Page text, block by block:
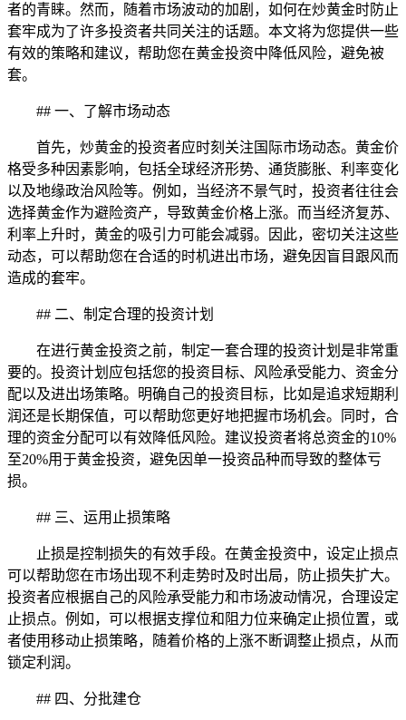
者的青睐。然而，随着市场波动的加剧，如何在炒黄金时防止
套牢成为了许多投资者共同关注的话题。本文将为您提供一些
有效的策略和建议，帮助您在黄金投资中降低风险，避免被
套。
## 一、了解市场动态
首先，炒黄金的投资者应时刻关注国际市场动态。黄金价
格受多种因素影响，包括全球经济形势、通货膨胀、利率变化
以及地缘政治风险等。例如，当经济不景气时，投资者往往会
选择黄金作为避险资产，导致黄金价格上涨。而当经济复苏、
利率上升时，黄金的吸引力可能会减弱。因此，密切关注这些
动态，可以帮助您在合适的时机进出市场，避免因盲目跟风而
造成的套牢。
## 二、制定合理的投资计划
在进行黄金投资之前，制定一套合理的投资计划是非常重
要的。投资计划应包括您的投资目标、风险承受能力、资金分
配以及进出场策略。明确自己的投资目标，比如是追求短期利
润还是长期保值，可以帮助您更好地把握市场机会。同时，合
理的资金分配可以有效降低风险。建议投资者将总资金的10%
至20%用于黄金投资，避免因单一投资品种而导致的整体亏
损。
## 三、运用止损策略
止损是控制损失的有效手段。在黄金投资中，设定止损点
可以帮助您在市场出现不利走势时及时出局，防止损失扩大。
投资者应根据自己的风险承受能力和市场波动情况，合理设定
止损点。例如，可以根据支撑位和阻力位来确定止损位置，或
者使用移动止损策略，随着价格的上涨不断调整止损点，从而
锁定利润。
## 四、分批建仓